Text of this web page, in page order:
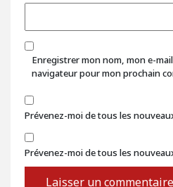
Enregistrer mon nom, mon e-
navigateur pour mon prochain
Prévenez-moi de tous les
Prévenez-moi de tous les